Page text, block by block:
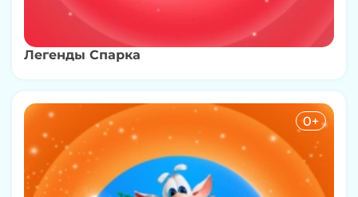
Легенды Спарка
0+